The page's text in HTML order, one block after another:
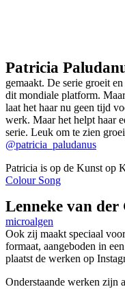
Patricia
gemaakt. De serie groeit
dit mondiale platform.
laat het haar nu geen tijd
werk. Maar het helpt haar
serie. Leuk om te zien
@patricia_paludanus
Patricia is op de Kunst op
Colour Song
Lenneke van der
microalgen
Ook zij maakt speciaal
formaat, aangeboden in
plaatst de werken op
Onderstaande werken zijn